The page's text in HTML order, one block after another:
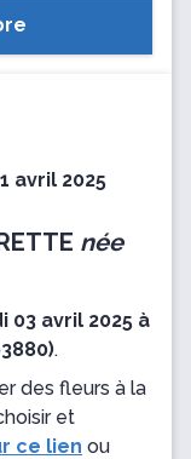
avril 2025
née
03 avril 2025 à
.
des fleurs à la
et
ce lien ou